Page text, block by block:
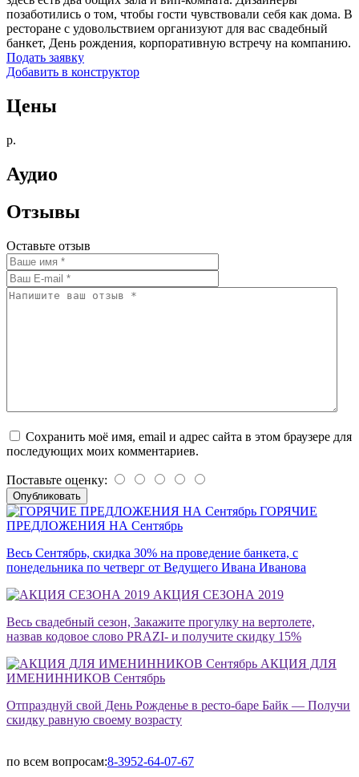
позаботились о том, чтобы гости чувствовали себя как дома. В
ресторане с удовольствием организуют для вас свадебный
банкет, День рождения, корпоративную встречу на компанию.
Подать заявку
Добавить в конструктор
Цены
р.
Аудио
Отзывы
Оставьте отзыв
Сохранить моё имя, email и адрес сайта в этом браузере для
последующих моих комментариев.
Поставьте оценку:
ГОРЯЧИЕ
ПРЕДЛОЖЕНИЯ НА Сентябрь
Весь Сентябрь, скидка 30% на проведение банкета, с
понедельника по четверг от Ведущего Ивана Иванова
АКЦИЯ СЕЗОНА 2019
Весь свадебный сезон, Закажите прогулку на вертолете,
назвав кодовое слово PRAZI- и получите скидку 15%
АКЦИЯ ДЛЯ
ИМЕНИННИКОВ Сентябрь
Отпразднуй свой День Рожденье в ресто-баре Байк — Получи
скидку равную своему возрасту
по всем вопросам:8-3952-64-07-67